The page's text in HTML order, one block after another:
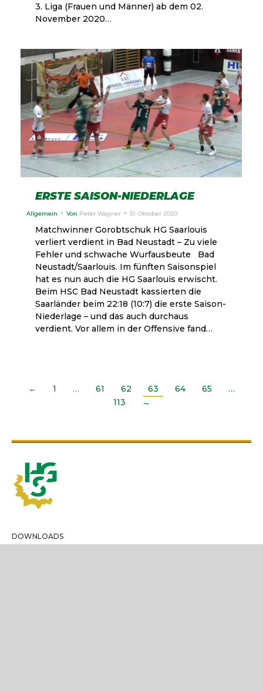
3. Liga (Frauen und Männer) ab dem 02.
November 2020…
ERSTE SAISON-NIEDERLAGE
Allgemein Von Peter Wagner 31. Oktober 2020
Matchwinner Gorobtschuk HG Saarlouis
verliert verdient in Bad Neustadt – Zu viele
Fehler und schwache Wurfausbeute Bad
Neustadt/Saarlouis. Im fünften Saisonspiel
hat es nun auch die HG Saarlouis erwischt.
Beim HSC Bad Neustadt kassierten die
Saarländer beim 22:18 (10:7) die erste Saison-
Niederlage – und das auch durchaus
verdient. Vor allem in der Offensive fand…
← 1 … 61 62 63 64 65
…
113
→
DOWNLOADS